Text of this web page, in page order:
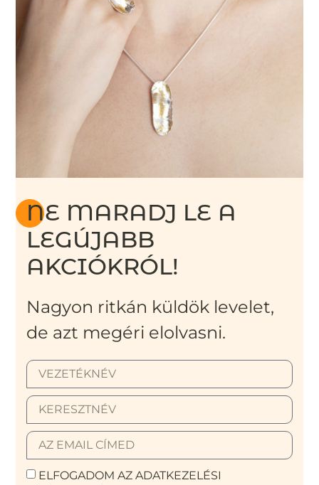
NE MARADJ LE A
LEGÚJABB
AKCIÓKRÓL!
Nagyon ritkán küldök levelet,
de azt megéri elolvasni.
ELFOGADOM AZ ADATKEZELÉSI